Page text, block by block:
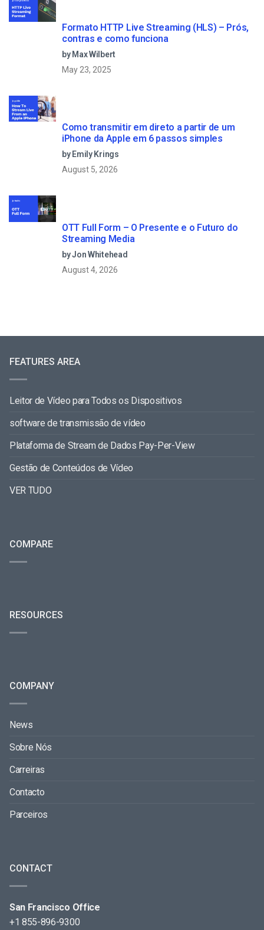
Formato HTTP Live Streaming (HLS) – Prós,
contras e como funciona
by Max Wilbert
May 23, 2025
Como transmitir em direto a partir de um
iPhone da Apple em 6 passos simples
by Emily Krings
August 5, 2026
OTT Full Form – O Presente e o Futuro do
Streaming Media
by Jon Whitehead
August 4, 2026
FEATURES AREA
Leitor de Vídeo para Todos os Dispositivos
software de transmissão de vídeo
Plataforma de Stream de Dados Pay-Per-View
Gestão de Conteúdos de Vídeo
VER TUDO
COMPARE
RESOURCES
COMPANY
News
Sobre Nós
Carreiras
Contacto
Parceiros
CONTACT
San Francisco Office
+1 855-896-9300